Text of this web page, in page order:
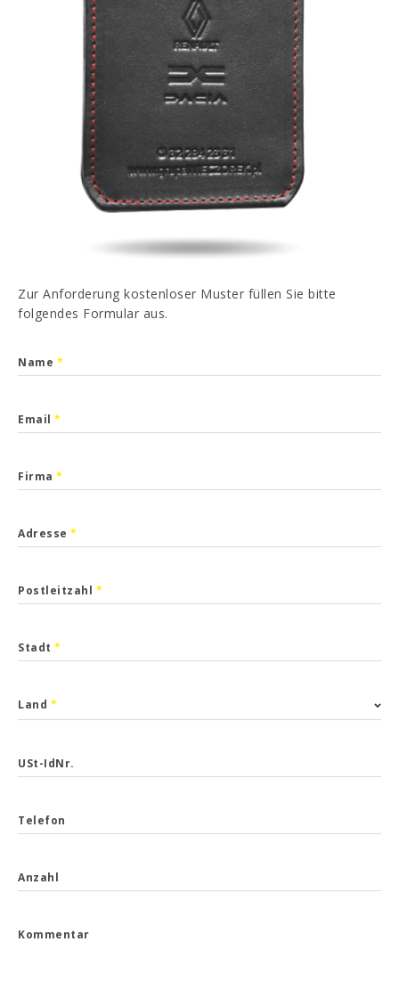
EN FR ES
Zur Anforderung kostenloser Muster füllen Sie bitte
folgendes Formular aus.
Name *
Email *
Firma *
Adresse *
Postleitzahl *
Stadt *
Land *
USt-IdNr.
Telefon
Anzahl
Kommentar
Ich habe gelesen und akzeptiert Datenschutz-
Bestimmungen
SENDEN